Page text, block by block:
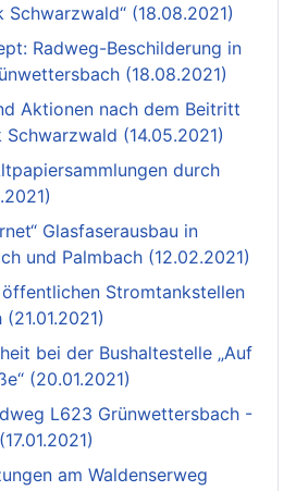
Schwarzwald“ (18.08.2021)
Radweg-Beschilderung in
(18.08.2021)
Aktionen nach dem Beitritt
(14.05.2021)
durch
Glasfaserausbau in
und Palmbach (12.02.2021)
Stromtankstellen
bei der Bushaltestelle „Auf
(20.01.2021)
L623 Grünwettersbach -
am Waldenserweg